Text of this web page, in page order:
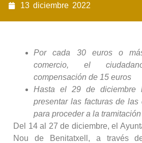
13 diciembre 2022
Por cada 30 euros o
comercio, el
compensación de 15 euros
Hasta el 29 de diciembre
presentar las facturas de
para proceder a la
Del 14 al 27 de diciembre, el
Nou de Benitatxell, a través